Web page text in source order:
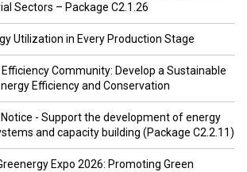
Sectors – Package C2.1.26
Utilization in Every Production Stage
Community: Develop a Sustainable
Efficiency and Conservation
- Support the development of energy
and capacity building (Package C2.2.11)
Expo 2026: Promoting Green